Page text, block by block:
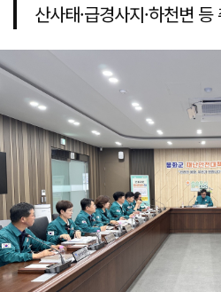
산사태·급경사지·하천변